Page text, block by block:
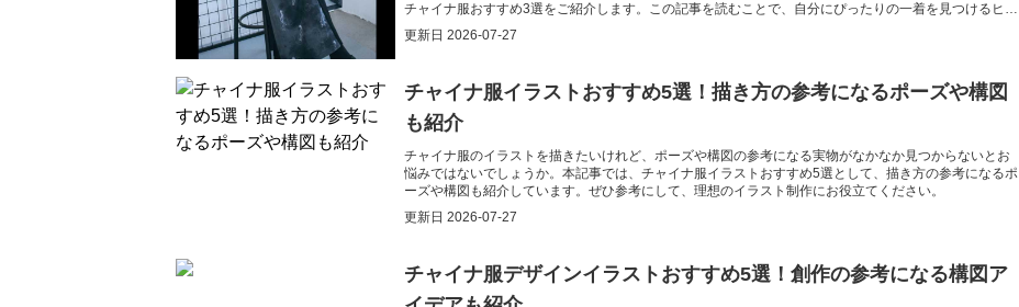
チャイナ服おすすめ3選をご紹介します。この記事を読むことで、自分にぴったりの一着を見つけるヒン
トが得られます。
更新日 2026-07-27
チャイナ服イラストおすすめ5選！描き方の参考になるポーズや構図
も紹介
チャイナ服のイラストを描きたいけれど、ポーズや構図の参考になる実物がなかなか見つからないとお
悩みではないでしょうか。本記事では、チャイナ服イラストおすすめ5選として、描き方の参考になるポ
ーズや構図も紹介しています。ぜひ参考にして、理想のイラスト制作にお役立てください。
更新日 2026-07-27
チャイナ服デザインイラストおすすめ5選！創作の参考になる構図ア